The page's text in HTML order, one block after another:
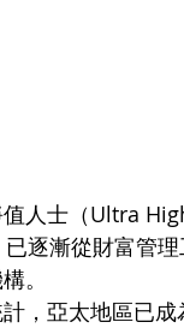
人士（Ultra
逐漸從財富管
。
，亞太地區已